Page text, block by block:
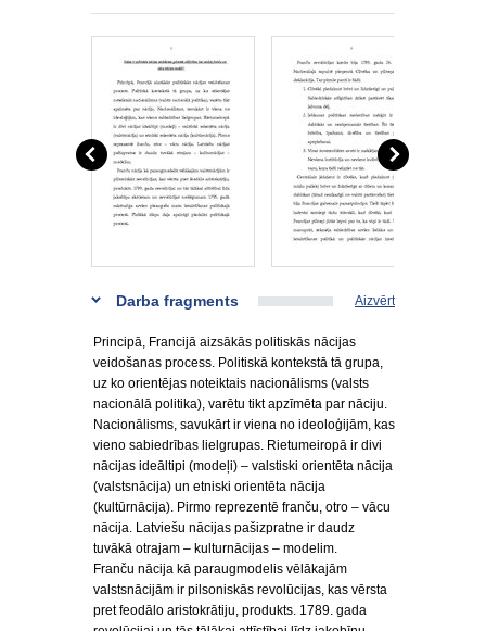
Darba fragments Aizvērt
Principā, Francijā aizsākās politiskās nācijas
veidošanas process. Politiskā kontekstā tā grupa,
uz ko orientējas noteiktais nacionālisms (valsts
nacionālā politika), varētu tikt apzīmēta par nāciju.
Nacionālisms, savukārt ir viena no ideoloģijām, kas
vieno sabiedrības lielgrupas. Rietumeiropā ir divi
nācijas ideāltipi (modeļi) – valstiski orientēta nācija
(valstsnācija) un etniski orientēta nācija
(kultūrnācija). Pirmo reprezentē franču, otro – vācu
nācija. Latviešu nācijas pašizpratne ir daudz
tuvākā otrajam – kulturnācijas – modelim.
Franču nācija kā paraugmodelis vēlākajām
valstsnācijām ir pilsoniskās revolūcijas, kas vērsta
pret feodālo aristokrātiju, produkts. 1789. gada